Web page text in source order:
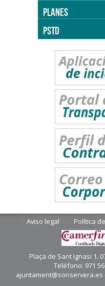
PLANES
PSTD
Aviso legal Política
Plaça de Sant Ignasi 1.
Teléfono: 971